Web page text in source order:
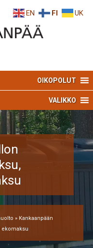
OIKOPOLUT
VALIKKO
» Kankaanpään
EN FI UK